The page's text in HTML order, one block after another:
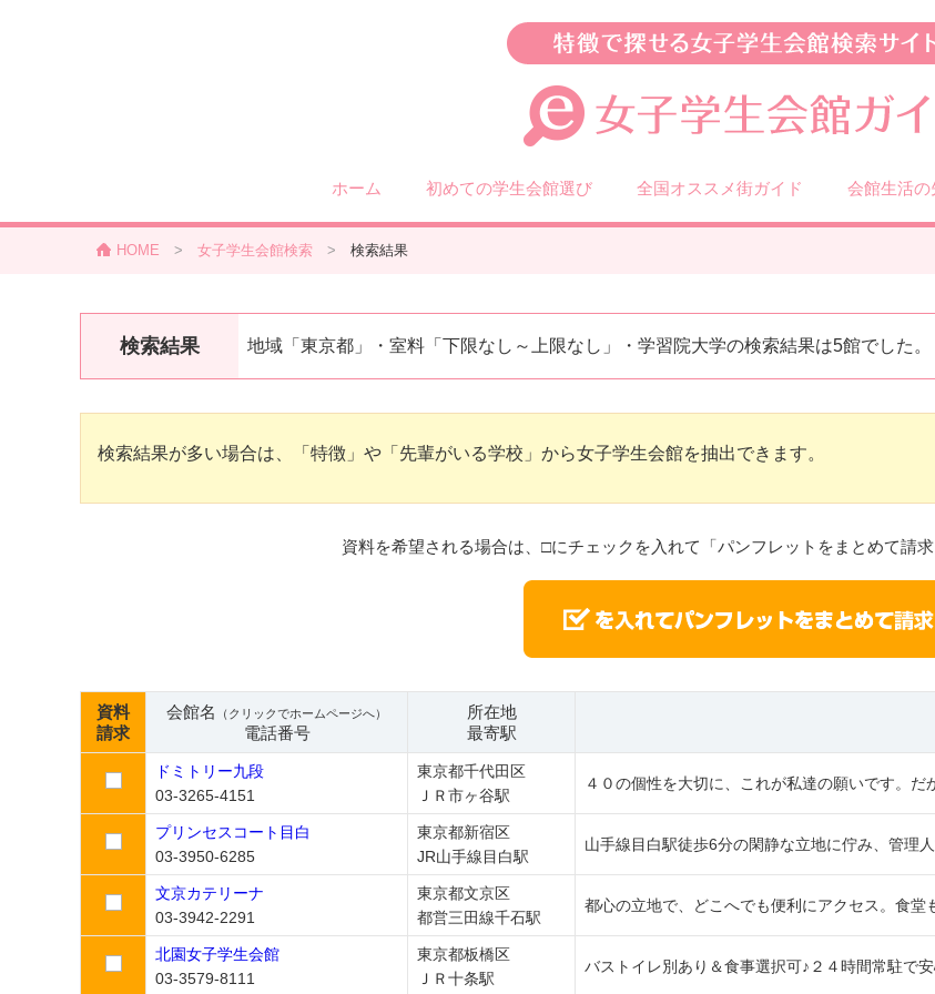
ホーム 初めての学生会館選び 全国オススメ街ガイド 会館生活の
HOME > 女子学生会館検索 > 検索結果
検索結果 地域「東京都」・室料「下限なし～上限なし」・学習院大学の検索結果は5館でした。
検索結果が多い場合は、「特徴」や「先輩がいる学校」から女子学生会館を抽出できます。
資料を希望される場合は、□にチェックを入れて「パンフレットをまとめて請求
資料
請求
会館名 （クリックでホームページへ）
電話番号
所在地
最寄駅
ドミトリー九段
03-3265-4151
東京都千代田区
ＪＲ市ヶ谷駅
４０の個性を大切に、これが私達の願いです。だ
プリンセスコート目白
03-3950-6285
東京都新宿区
JR山手線目白駅
山手線目白駅徒歩6分の閑静な立地に佇み、管理
文京カテリーナ
03-3942-2291
東京都文京区
都営三田線千石駅
都心の立地で、どこへでも便利にアクセス。食堂
北園女子学生会館
03-3579-8111
東京都板橋区
ＪＲ十条駅
バストイレ別あり＆食事選択可♪２４時間常駐で